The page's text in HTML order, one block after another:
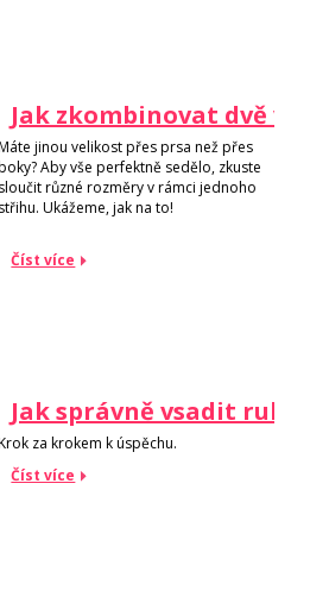
Jak zkombinovat dvě
jinou velikost přes prsa než přes
Aby vše perfektně sedělo, zkuste
sloučit různé rozměry v rámci jednoho
střihu. Ukážeme, jak na to!
Číst více
Jak správně vsadit
za krokem k úspěchu.
Číst více